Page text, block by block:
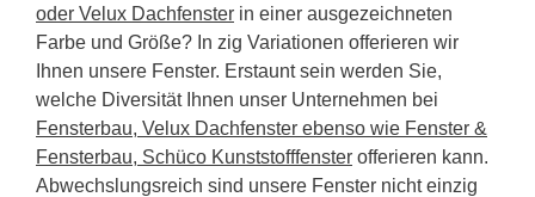
oder Velux Dachfenster in einer ausgezeichneten
Farbe und Größe? In zig Variationen offerieren wir
Ihnen unsere Fenster. Erstaunt sein werden Sie,
welche Diversität Ihnen unser Unternehmen bei
Fensterbau, Velux Dachfenster ebenso wie Fenster &
Fensterbau, Schüco Kunststofffenster offerieren kann.
Abwechslungsreich sind unsere Fenster nicht einzig